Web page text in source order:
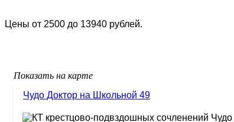
Цены от 2500 до 13940 рублей.
Показать на карте
Чудо Доктор на Школьной 49